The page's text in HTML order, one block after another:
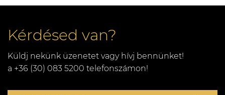
Kérdésed van?
Küldj nekünk üzenetet vagy hívj bennünket!
a +36 (30) 083 5200 telefonszámon!